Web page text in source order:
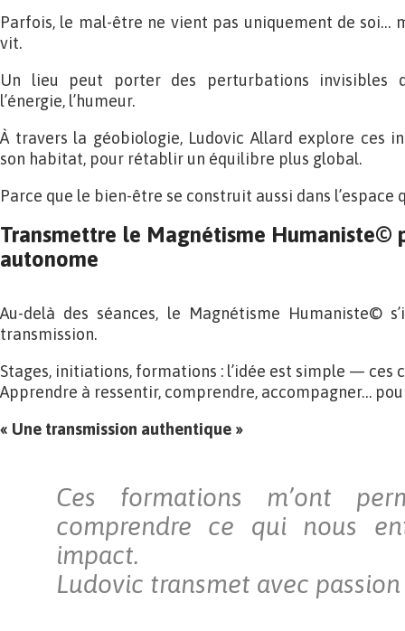
Parfois, le mal-être ne vient pas uniquement de soi…
vit.
Un lieu peut porter des perturbations invisibles
l’énergie, l’humeur.
À travers la géobiologie, Ludovic Allard explore ces
son habitat, pour rétablir un équilibre plus global.
Parce que le bien-être se construit aussi dans l’espace
Transmettre le Magnétisme Humaniste©
autonome
Au-delà des séances, le Magnétisme Humaniste©
transmission.
Stages, initiations, formations : l’idée est simple — ces
Apprendre à ressentir, comprendre, accompagner…
« Une transmission authentique »
Ces formations m’ont
comprendre ce qui nous
impact.
Ludovic transmet avec